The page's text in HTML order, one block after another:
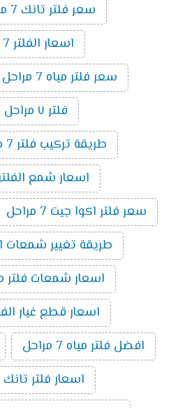
سعر فلتر تانك 7 مراحل 2021
اسعار الفلتر 7 مراحل
سعر فلتر مياه 7 مراحل تايواني 2020
فلتر ٧ مراحل تانك
طريقة تركيب فلتر 7 مراحل بالصور
اسعار شمع الفلتر 7
سعر فلتر اكوا جيت 7 مراحل
طريقة تغيير شمعات الفلتر
اسعار شمعات فلتر مياه 7
اسعار قطع غيار الفلتر 7
افضل فلتر مياه 7 مراحل
اسعار فلتر تانك 7 مراحل